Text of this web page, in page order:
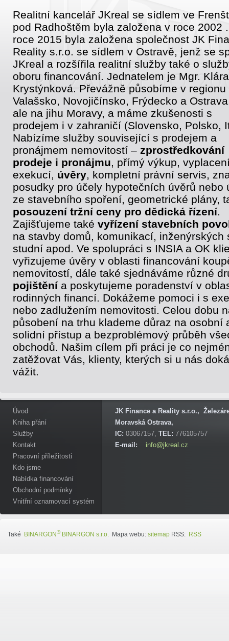
Realitní kancelář JKreal se sídlem ve
pod Radhoštěm byla založena v roce 2002
roce 2015 byla založena společnost JK
Reality s.r.o. se sídlem v Ostravě, jenž se
JKreal a rozšířila realitní služby také o
oboru financování. Jednatelem je Mgr. Klára
Krystýnková. Převážně působíme v regionu
Valašsko, Novojičínsko, Frýdecko a
ale na jihu Moravy, a máme zkušenosti s
prodejem i v zahraničí (Slovensko, Polsko,
Nabízíme služby související s prodejem a
pronájmem nemovitostí – zprostředkování
prodeje i pronájmu, přímý výkup,
exekucí, úvěry, kompletní právní servis,
posudky pro účely hypotečních úvěrů nebo
ze stavebního spoření, geometrické plány,
posouzení tržní ceny pro dědická řízení.
Zajišťujeme také vyřízení stavebních
na stavby domů, komunikací, inženýrských
studní apod. Ve spolupráci s INSIA a OK
vyřizujeme úvěry v oblasti financování
nemovitostí, dále také sjednáváme různé
pojištěnía poskytujeme poradenství v
rodinných financí. Dokážeme pomoci i s
nebo zadlužením nemovitosti. Celou dobu
působení na trhu klademe důraz na osobní
solidní přístup a bezproblémový průběh
obchodů. Našim cílem při práci je co
zatěžovat Vás, klienty, kterých si u nás
vážit.
Úvod
Kniha přání
Služby
Kontakt
Pracovní příležitosti
Kdo jsme
Nabídka financování
Obchodní podmínky
Vnitřní oznamovací systém
JK Finance a Reality s.r.o.,
Moravská Ostrava,
IC: 03067157, TEL: 776105757
E-mail:
info@jkreal.cz
Také BINARGON®BINARGON s.r.o. Mapa webu: sitemap RSS: RSS